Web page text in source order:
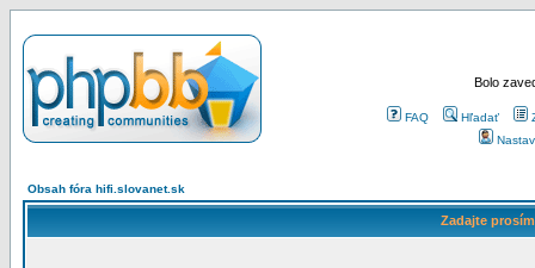
Bolo
FAQ Hľadať
Obsah fóra hifi.slovanet.sk
Zadajte